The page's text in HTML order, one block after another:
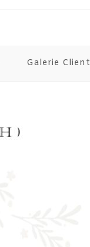
Galerie Client